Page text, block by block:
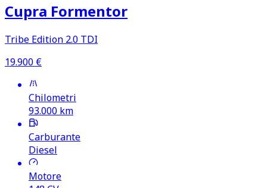
Cupra Formentor
Tribe Edition 2.0 TDI
19.900 €
Chilometri
93.000 km
Carburante
Diesel
Motore